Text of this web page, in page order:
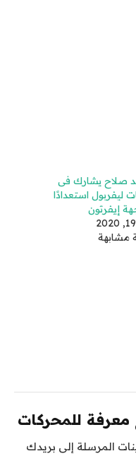
صلاح يشارك فى
ليفربول استعدادًا
إيفرتون
مشابهة
للمحركات
المرسلة إلى بريدك